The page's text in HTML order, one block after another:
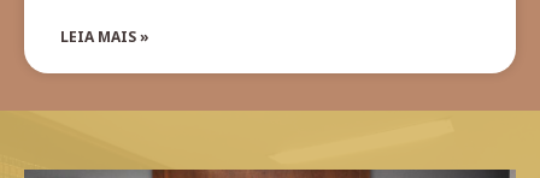
LEIA MAIS »